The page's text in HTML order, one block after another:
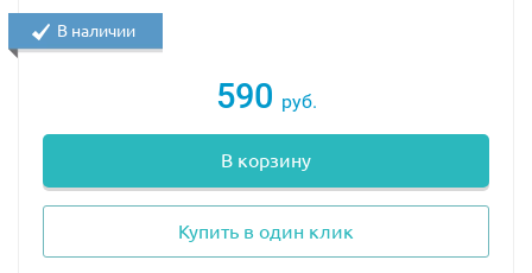
590 руб.
В корзину
Купить в один клик
В наличии